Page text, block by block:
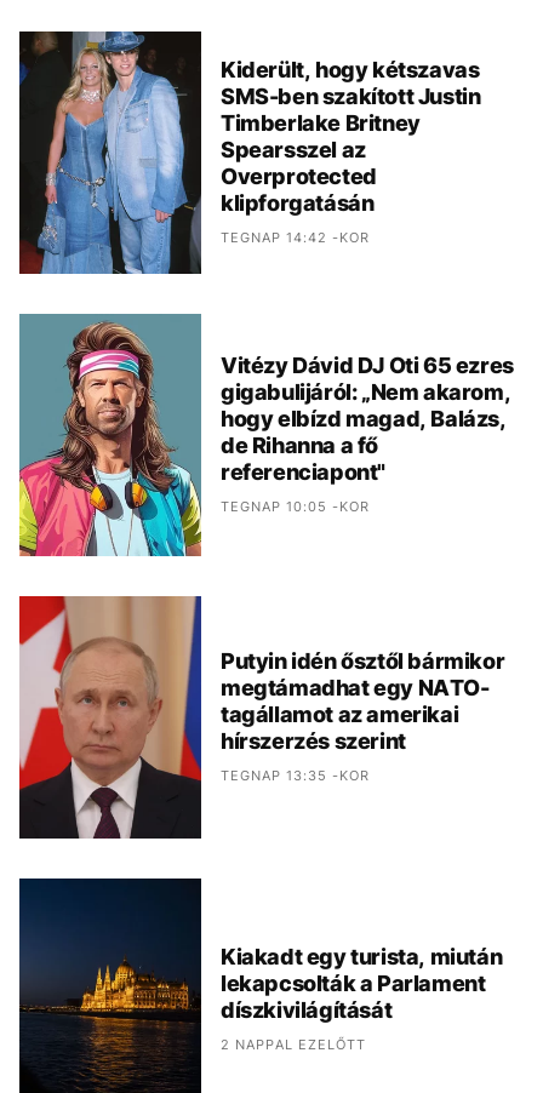
Kiderült, hogy kétszavas
SMS-ben szakított Justin
Timberlake Britney
Spearsszel az
Overprotected
klipforgatásán
TEGNAP 14:42 -KOR
Vitézy Dávid DJ Oti 65 ezres
gigabulijáról: „Nem akarom,
hogy elbízd magad, Balázs,
de Rihanna a fő
referenciapont"
TEGNAP 10:05 -KOR
Putyin idén ősztől bármikor
megtámadhat egy NATO-
tagállamot az amerikai
hírszerzés szerint
TEGNAP 13:35 -KOR
Kiakadt egy turista, miután
lekapcsolták a Parlament
díszkivilágítását
2 NAPPAL EZELŐTT